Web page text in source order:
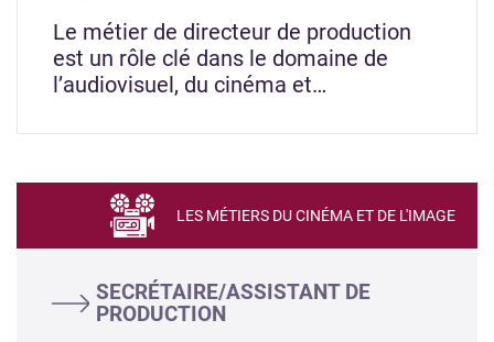
Le métier de directeur de production
est un rôle clé dans le domaine de
l’audiovisuel, du cinéma et…
SECRÉTAIRE/ASSISTANT DE
PRODUCTION
LES MÉTIERS DU CINÉMA ET DE L'IMAGE